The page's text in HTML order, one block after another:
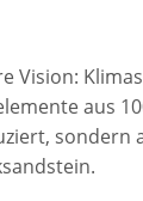
Vision:
aus
sondern